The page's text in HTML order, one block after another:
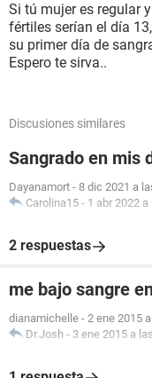
Si tú mujer es regular
fértiles serían el día
su primer día de
Espero te sirva..
Discusiones similares
Sangrado en mis
Dayanamort - 8 dic 2021 a
Carolina15 - 1 abr 2022
2 respuestas
me bajo sangre
dianamichelle - 2 ene 2015
Dr.Josh - 3 ene 2015 a